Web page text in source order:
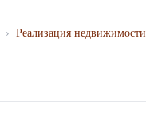
› Реализация недвижимости